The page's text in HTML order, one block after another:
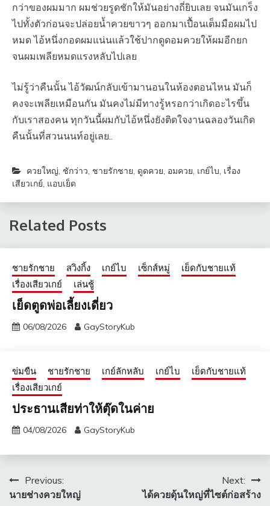
กว่าของผมมาก ผมช่วยรูดชักให้มันอย่างถี่ยิบเลย จนมันเกร็ง
ไปทั้งตัวก่อนจะปล่อยน้ำควยขาวๆ ออกมาเปื้อนเต็มมือผมไป
หมด ไอ้หนึ่งกอดผมแน่นแล้วใช้ปากดูดอมควยให้ผมอีกยก
จนผมเพลียหมดแรงหลับไปเลย
ไม่รู้ว่าคืนนั้น ไอ้วัฒน์กลับเข้ามานอนในห้องตอนไหน มันก็
คงจะเพลียเหมือนกัน มันคงไม่มีทางรู้หรอกว่าเกิดอะไรขึ้น
กับเราสองคน ทุกวันนี้ผมกับไอ้หนึ่งยังติดใจงานฉลองวันเกิด
คืนนั้นที่สวนนนท์อยู่เลย..
ควยใหญ่, ชักว่าว, ชายรักชาย, ดูดควย, อมควย, เกย์ไบ, เรื่อง
เสียวเกย์, แอบเย็ด
Related Posts
ชายรักชาย สวิงกิ้ง เกย์ไบ เซ็กส์หมู่
เย็ดกับชายแท้
เรื่องเสียวเกย์
เล่นชู้
เย็ดตูดพ่อเลี้ยงเดี่ยว
06/08/2026 GayStoryKub
ข่มขืน ชายรักชาย เกย์ลักหลับ เกย์ไบ
เย็ดกับชายแท้
เรื่องเสียวเกย์
ประธานเสียท่าให้ตุ๊ดในค่าย
04/08/2026 GayStoryKub
แนะแนว
Previous:
นายช่างควยใหญ่
Next:
ได้ควยดุ้นใหญ่ที่ไซต์ก่อสร้าง